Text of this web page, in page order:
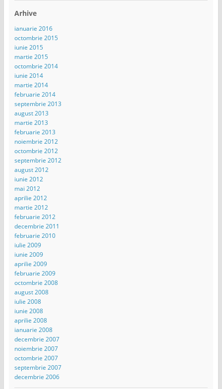
Arhive
ianuarie 2016
octombrie 2015
iunie 2015
martie 2015
octombrie 2014
iunie 2014
martie 2014
februarie 2014
septembrie 2013
august 2013
martie 2013
februarie 2013
noiembrie 2012
octombrie 2012
septembrie 2012
august 2012
iunie 2012
mai 2012
aprilie 2012
martie 2012
februarie 2012
decembrie 2011
februarie 2010
iulie 2009
iunie 2009
aprilie 2009
februarie 2009
octombrie 2008
august 2008
iulie 2008
iunie 2008
aprilie 2008
ianuarie 2008
decembrie 2007
noiembrie 2007
octombrie 2007
septembrie 2007
decembrie 2006